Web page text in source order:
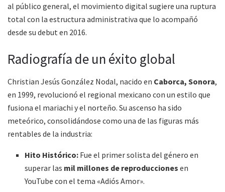
al público general, el movimiento digital sugiere una ruptura
total con la estructura administrativa que lo acompañó
desde su debut en 2016.
Radiografía de un éxito global
Christian Jesús González Nodal, nacido en Caborca, Sonora,
en 1999, revolucionó el regional mexicano con un estilo que
fusiona el mariachi y el norteño. Su ascenso ha sido
meteórico, consolidándose como una de las figuras más
rentables de la industria:
Hito Histórico: Fue el primer solista del género en
superar las mil millones de reproducciones en
YouTube con el tema «Adiós Amor».